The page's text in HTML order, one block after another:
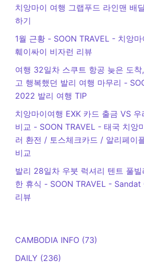
치앙마이 여행 그랩푸드 라인맨 배
하기
1월 근황 - SOON TRAVEL - 치앙
훼이싸이 비자런 리뷰
여행 32일차 스쿠트 항공 늦은 도
고 행복했던 발리 여행 마무리 -
2022 발리 여행 TIP
치앙마이여행 EXK 카드 출금 VS
비교 - SOON TRAVEL - 태국 치앙
러 환전 / 토스체크카드 / 알리페이
비교
발리 28일차 우붓 럭셔리 텐트 풀
한 휴식 - SOON TRAVEL - Sandat
리뷰
CAMBODIA INFO (73)
DAILY (236)